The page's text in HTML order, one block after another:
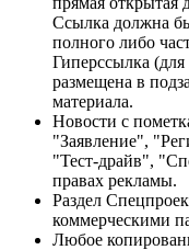
Ссылка должна
полного либо
Гиперссылка
размещена в
материала.
Новости с
"Заявление",
"Тест-драйв",
правах рекламы.
Раздел
коммерческими
Любое